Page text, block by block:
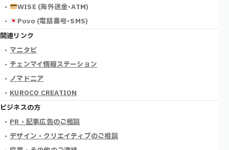
WISE (海外送金･ATM)
Povo (電話番号･SMS)
関連リンク
マニタビ
チェンマイ情報ステーション
ノマドニア
KUROCO CREATION
ビジネスの方
PR・記事広告のご相談
デザイン・クリエイティブのご相談